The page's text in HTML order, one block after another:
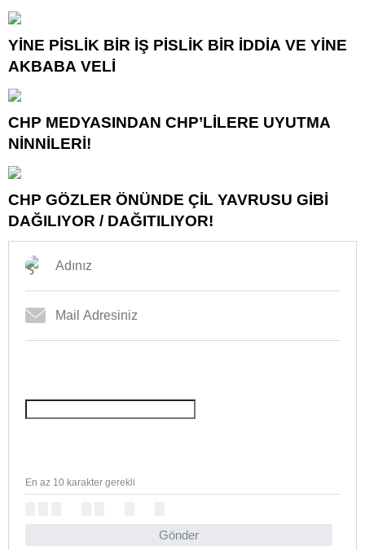
NEREYE SAVRULDU NASIL SAVRULDU!
YİNE PİSLİK BİR İŞ PİSLİK BİR İDDİA VE YİNE
AKBABA VELİ
CHP MEDYASINDAN CHP’LİLERE UYUTMA
NİNNİLERİ!
CHP GÖZLER ÖNÜNDE ÇİL YAVRUSU GİBİ
DAĞILIYOR / DAĞITILIYOR!
Gönder
En az 10 karakter gerekli